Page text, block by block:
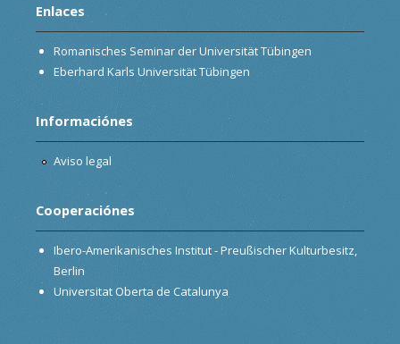
Enlaces
Romanisches Seminar der Universität Tübingen
Eberhard Karls Universität Tübingen
Informaciónes
Aviso legal
Cooperaciónes
Ibero-Amerikanisches Institut - Preußischer Kulturbesitz,
Berlin
Universitat Oberta de Catalunya